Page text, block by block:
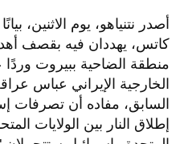
أصدر نتنياهو، يوم الاثنين،
كاتس، يهددان فيه بقصف
منطقة الضاحية ببيروت
الخارجية الإيراني عباس
السابق، مفاده أن تصرفات
إطلاق النار بين الولايات